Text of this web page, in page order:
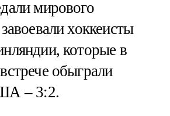
мирового
хоккеисты
которые в
обыграли
– 3:2.